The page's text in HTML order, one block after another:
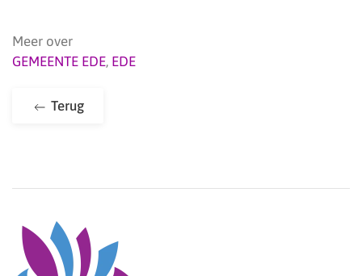
Meer over
GEMEENTE EDE, EDE
Terug